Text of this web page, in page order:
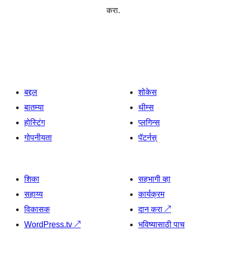
करा.
बद्दल
बातम्या
होस्टिंग
गोपनीयता
शोकेस
थीम्स
प्लगिन्स
पॅटर्नस्
शिका
सहाय्य
विकासक
WordPress.tv ↗
सहभागी व्हा
कार्यक्रम
दान करा ↗
भविष्यासाठी पाच